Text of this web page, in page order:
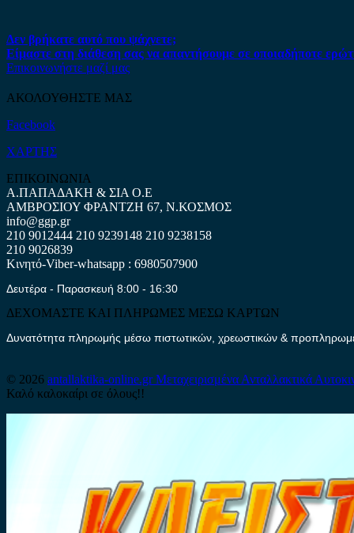
Δεν βρήκατε αυτό που ψάχνετε;
Είμαστε στη διάθεση σας να απαντήσουμε σε οποιαδήποτε
Επικοινωνήστε μαζί μας
ΑΚΟΛΟΥΘΗΣΤΕ ΜΑΣ
Facebook
ΧΑΡΤΗΣ
ΕΠΙΚΟΙΝΩΝΙΑ
Α.ΠΑΠΑΔΑΚΗ & ΣΙΑ Ο.Ε
ΑΜΒΡΟΣΙΟΥ ΦΡΑΝΤΖΗ 67, Ν.ΚΟΣΜΟΣ
info@ggp.gr
210 9012444 210 9239148 210 9238158
210 9026839
Κινητό-Viber-whatsapp : 6980507900
Δευτέρα - Παρασκευή 8:00 - 16:30
ΔΕΧΟΜΑΣΤΕ ΚΑΙ ΠΛΗΡΩΜΕΣ ΜΕΣΩ ΚΑΡΤΩΝ
Δυνατότητα πληρωμής μέσω πιστωτικών, χρεωστικών &
© 2026 antallaktika-online.grΜεταχειρισμένα Ανταλλακτικά
Καλό καλοκαίρι σε όλους!!